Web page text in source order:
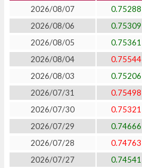
2026/08/07
0.75288
2026/08/06
0.75309
2026/08/05
0.75361
2026/08/04
0.75544
2026/08/03
0.75206
2026/07/31
0.75498
2026/07/30
0.75321
2026/07/29
0.74666
2026/07/28
0.74763
2026/07/27
0.74541